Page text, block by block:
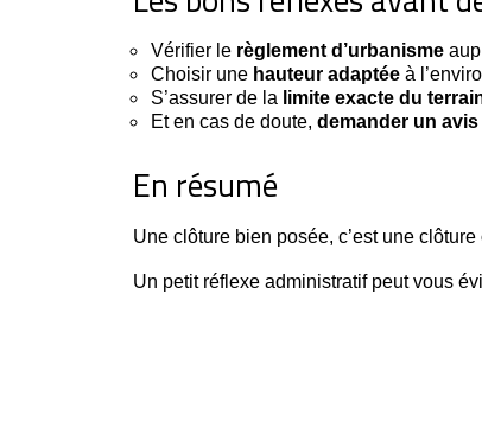
Vérifier le règlement d’urbanisme
Choisir une hauteur adaptée à
S’assurer de la limite exacte du
Et en cas de doute, demander un
En résumé
Une clôture bien posée, c’est une clôture
Un petit réflexe administratif peut vous